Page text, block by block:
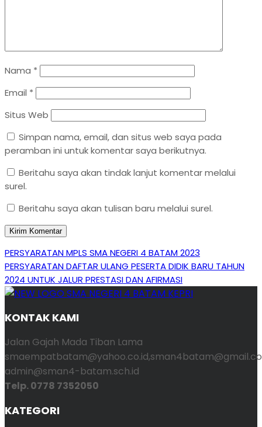
Nama *
Email *
Situs Web
Simpan nama, email, dan situs web saya pada
peramban ini untuk komentar saya berikutnya.
Beritahu saya akan tindak lanjut komentar melalui
surel.
Beritahu saya akan tulisan baru melalui surel.
Navigasi
pos
Previous
Post
PERSYARATAN MPLS SMA NEGERI 4 BATAM 2023
Next
Post
PERSYARATAN DAFTAR ULANG PESERTA DIDIK BARU TAHUN
2024 UNTUK JALUR PRESTASI DAN AFIRMASI
KONTAK KAMI
Jalan Gajah Mada Tiban Lama
admin@sman4-batam.sch.id
Telp. 0778 7352050
KATEGORI